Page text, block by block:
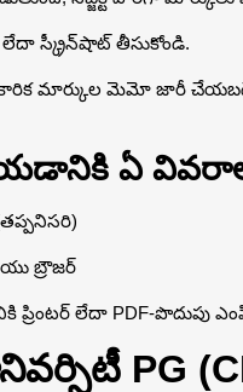
స్క్రీన్‌షాట్ తీసుకోండి.
మార్కుల మెమో జారీ చేయబడే
ఏ
బ్రౌజర్
లేదా PDF-పొదుపు
PG